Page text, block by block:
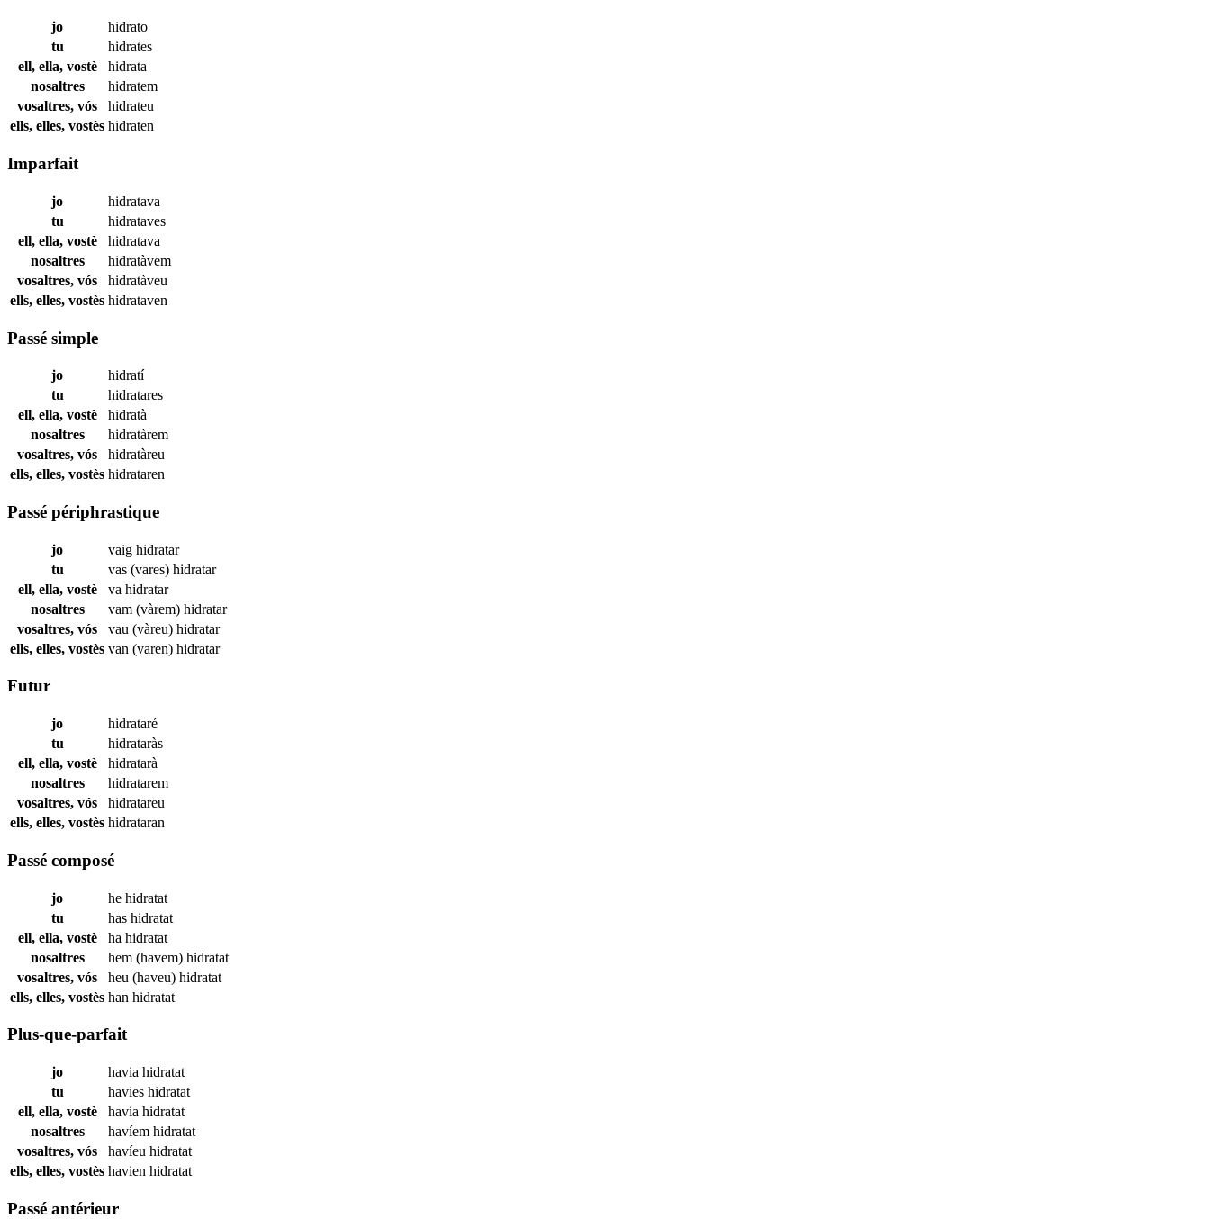
jo
hidrato
tu
hidrates
ell, ella, vostè
hidrata
nosaltres
hidratem
vosaltres, vós
hidrateu
ells, elles, vostès hidraten
Imparfait
jo
hidratava
tu
hidrataves
ell, ella, vostè
hidratava
nosaltres
hidratàvem
vosaltres, vós
hidratàveu
ells, elles, vostès hidrataven
Passé simple
jo
hidratí
tu
hidratares
ell, ella, vostè
hidratà
nosaltres
hidratàrem
vosaltres, vós
hidratàreu
ells, elles, vostès hidrataren
Passé périphrastique
jo vaig hidratar
tu
vas (vares) hidratar
ell, ella, vostè
va hidratar
nosaltres
vam (vàrem) hidratar
vosaltres, vós
vau (vàreu) hidratar
ells, elles, vostès van (varen) hidratar
Futur
jo
hidrataré
tu
hidrataràs
ell, ella, vostè
hidratarà
nosaltres
hidratarem
vosaltres, vós
hidratareu
ells, elles, vostès hidrataran
Passé composé
jo he hidratat
tu
has hidratat
ell, ella, vostè
ha hidratat
nosaltres
hem (havem) hidratat
vosaltres, vós
heu (haveu) hidratat
ells, elles, vostès han hidratat
Plus-que-parfait
jo havia hidratat
tu
havies hidratat
ell, ella, vostè
havia hidratat
nosaltres
havíem hidratat
vosaltres, vós
havíeu hidratat
ells, elles, vostès havien hidratat
Passé antérieur